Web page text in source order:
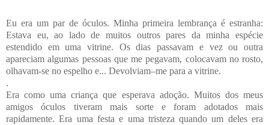
Eu era um par de óculos. Minha primeira lembrança é estranha:
Estava eu, ao lado de muitos outros pares da minha espécie
estendido em uma vitrine. Os dias passavam e vez ou outra
apareciam algumas pessoas que me pegavam, colocavam no rosto,
olhavam-se no espelho e... Devolviam–me para a vitrine.
.
Era como uma criança que esperava adoção. Muitos dos meus
amigos óculos tiveram mais sorte e foram adotados mais
rapidamente. Era uma festa e uma tristeza quando um deles era